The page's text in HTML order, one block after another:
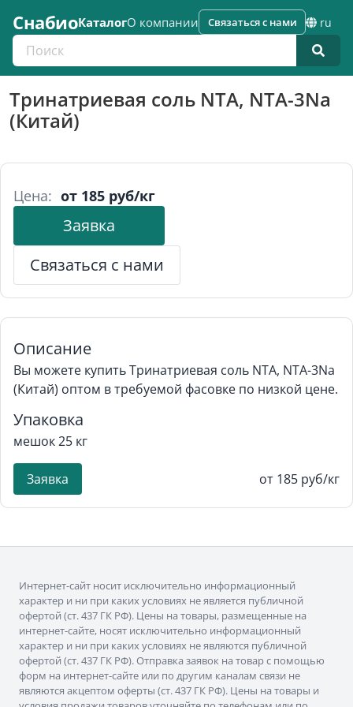
СнабиоКаталогО компании
Поиск по каталогу
Связаться с нами ru
Тринатриевая соль NTA, NTA-3Na
(Китай)
Цена: от 185 руб/кг
Заявка
Связаться с нами
Описание
Вы можете купить Тринатриевая соль NTA, NTA-3Na
(Китай) оптом в требуемой фасовке по низкой цене.
Упаковка
мешок 25 кг
Заявка от 185 руб/кг
Интернет-сайт носит исключительно информационный
характер и ни при каких условиях не является публичной
офертой (ст. 437 ГК РФ). Цены на товары, размещенные на
интернет-сайте, носят исключительно информационный
характер и ни при каких условиях не являются публичной
офертой (ст. 437 ГК РФ). Отправка заявок на товар с помощью
форм на интернет-сайте или по другим каналам связи не
являются акцептом оферты (ст. 437 ГК РФ). Цены на товары и